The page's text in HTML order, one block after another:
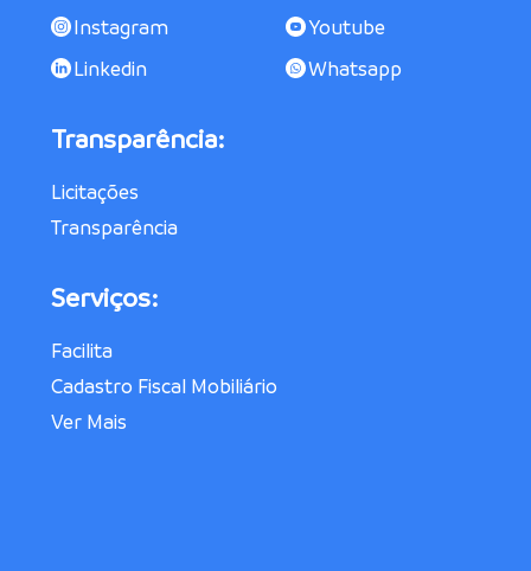
Instagram
Youtube
Linkedin
Whatsapp
Transparência:
Licitações
Transparência
Serviços:
Facilita
Cadastro Fiscal Mobiliário
Ver Mais